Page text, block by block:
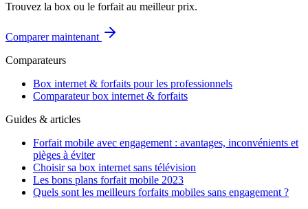
Trouvez la box ou le forfait au meilleur prix.
Comparer maintenant
Comparateurs
Box internet & forfaits pour les professionnels
Comparateur box internet & forfaits
Guides & articles
Forfait mobile avec engagement : avantages, inconvénients et
pièges à éviter
Choisir sa box internet sans télévision
Les bons plans forfait mobile 2023
Quels sont les meilleurs forfaits mobiles sans engagement ?